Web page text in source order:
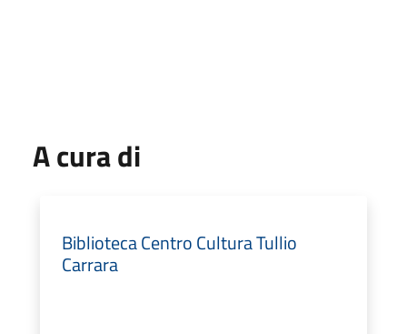
A cura di
Biblioteca Centro Cultura Tullio
Carrara